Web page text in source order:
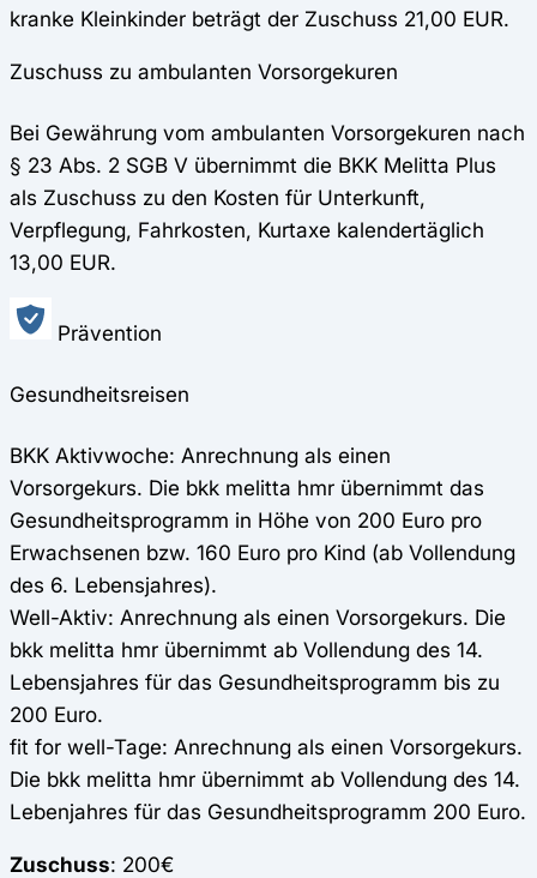
kranke Kleinkinder beträgt der Zuschuss 21,00 EUR.
Zuschuss zu ambulanten Vorsorgekuren
Bei Gewährung vom ambulanten Vorsorgekuren nach
§ 23 Abs. 2 SGB V übernimmt die BKK Melitta Plus
als Zuschuss zu den Kosten für Unterkunft,
Verpflegung, Fahrkosten, Kurtaxe kalendertäglich
13,00 EUR.
Prävention
Gesundheitsreisen
BKK Aktivwoche: Anrechnung als einen
Vorsorgekurs. Die bkk melitta hmr übernimmt das
Gesundheitsprogramm in Höhe von 200 Euro pro
Erwachsenen bzw. 160 Euro pro Kind (ab Vollendung
des 6. Lebensjahres).
Well-Aktiv: Anrechnung als einen Vorsorgekurs. Die
bkk melitta hmr übernimmt ab Vollendung des 14.
Lebensjahres für das Gesundheitsprogramm bis zu
200 Euro.
fit for well-Tage: Anrechnung als einen Vorsorgekurs.
Die bkk melitta hmr übernimmt ab Vollendung des 14.
Lebenjahres für das Gesundheitsprogramm 200 Euro.
Zuschuss: 200€